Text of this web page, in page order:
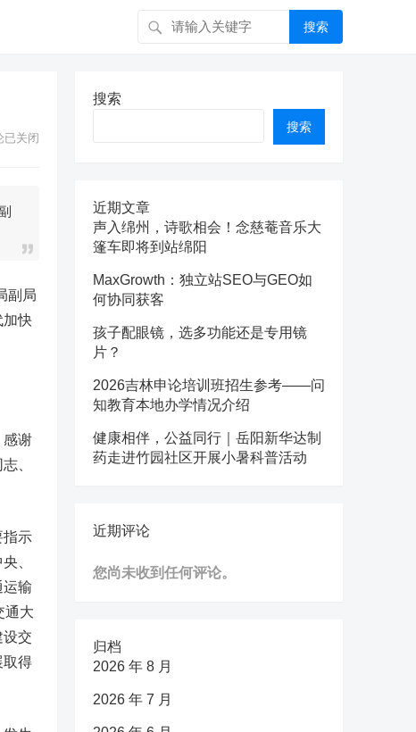
搜索
已关闭
副局
加快
谢
、
示
、
输
通大
交
取得
搜索
搜索
近期文章
声入绵州，诗歌相会！念慈菴音乐大
篷车即将到站绵阳
MaxGrowth：独立站SEO与GEO如
何协同获客
孩子配眼镜，选多功能还是专用镜
片？
2026吉林申论培训班招生参考——问
知教育本地办学情况介绍
健康相伴，公益同行｜岳阳新华达制
药走进竹园社区开展小暑科普活动
近期评论
您尚未收到任何评论。
归档
2026 年 8 月
2026 年 7 月